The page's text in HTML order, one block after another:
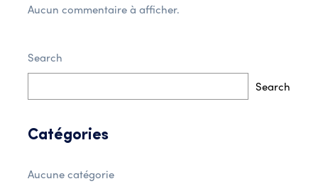
Aucun commentaire à afficher.
Search
Search
Catégories
Aucune catégorie